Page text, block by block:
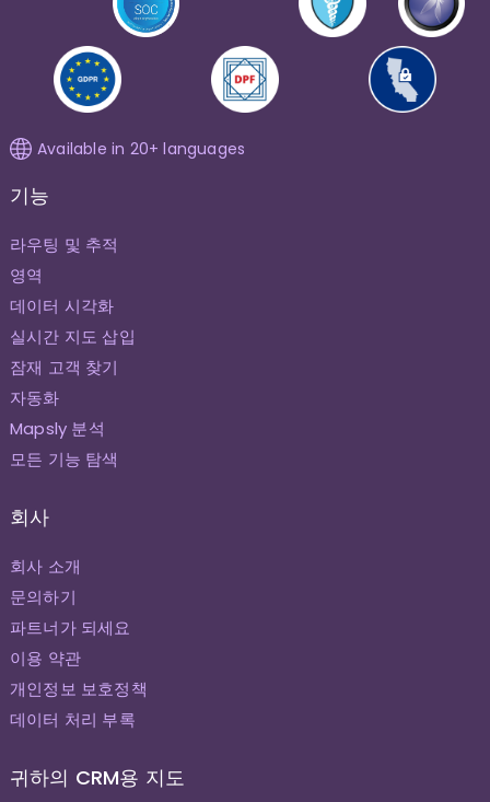
Available in 20+ languages
기능
라우팅 및 추적
영역
데이터 시각화
실시간 지도 삽입
잠재 고객 찾기
자동화
Mapsly 분석
모든 기능 탐색
회사
회사 소개
문의하기
파트너가 되세요
이용 약관
개인정보 보호정책
데이터 처리 부록
귀하의 CRM용 지도